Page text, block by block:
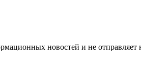
новостей и не